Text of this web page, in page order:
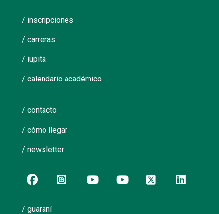
/ inscripciones
/ carreras
/ iupita
/ calendario académico
/ contacto
/ cómo llegar
/ newsletter
/ guaraní